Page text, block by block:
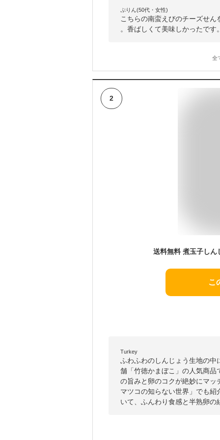
ぷりん(50代・女性)
こちらの南蛮えびのチーズせ
。香ばしくて美味しかったです
全
2
送料無料 煮玉子しん
こ
Turkey
ふわふわのしんじょう生地の
舗「竹徳かまぼこ」の人気商
の旨みと卵のコクが絶妙にマ
マツコの知らない世界」でも
いて、ふんわり食感と半熟卵